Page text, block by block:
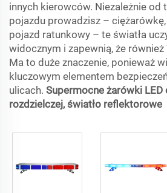
innych kierowców. Niezależnie od
pojazdu prowadzisz –
pojazd ratunkowy – te światła
widocznym i zapewnią, że
Ma to duże znaczenie, ponieważ
kluczowym elementem
ulicach. Supermocne żarówki LED
rozdzielczej, światło reflektorowe